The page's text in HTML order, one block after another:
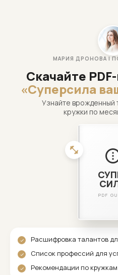
МАРИЯ ДРОНОВА |
Скачайте
«Суперсила
Узнайте врожденный
кружки по
PDF
Расшифровка талантов
Список профессий для
Рекомендации по